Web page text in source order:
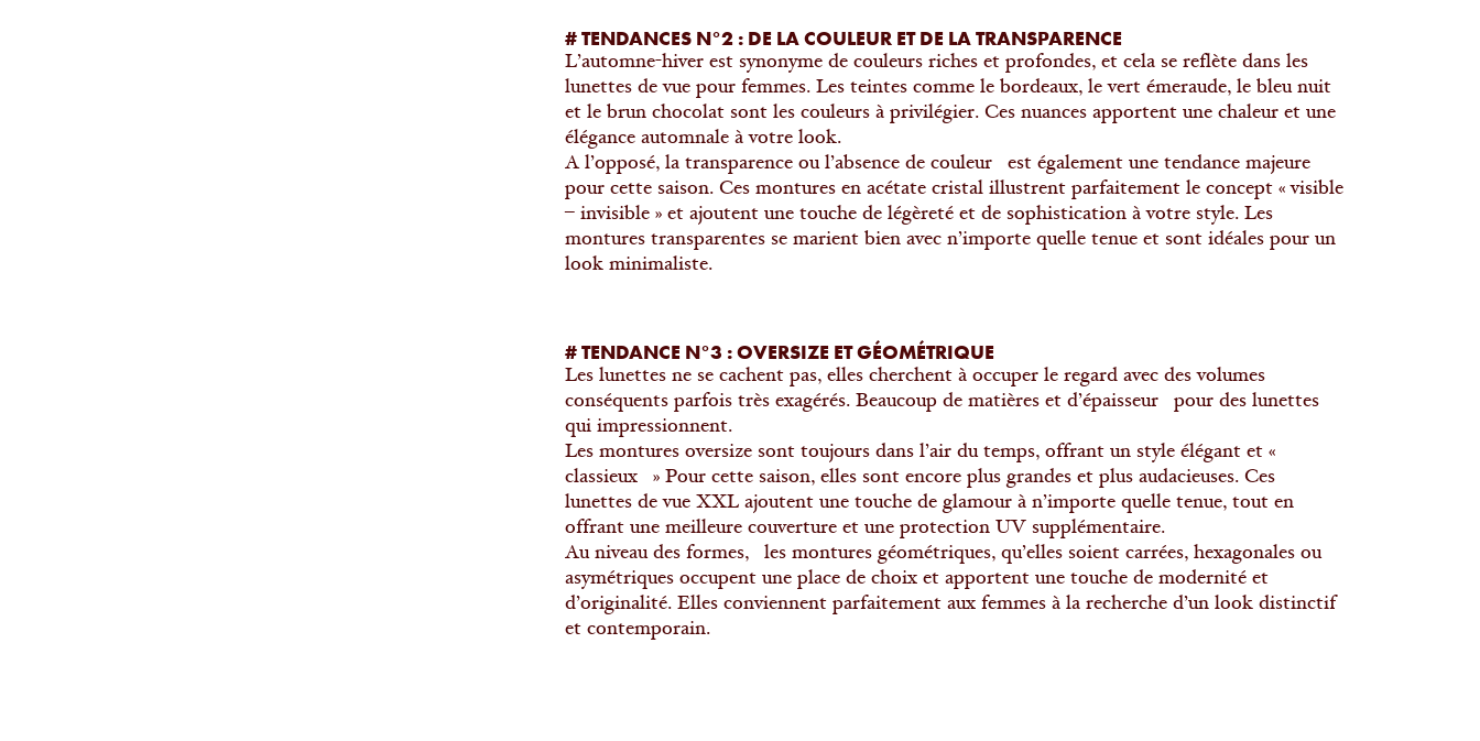
# TENDANCES N°2 : DE LA COULEUR ET DE LA TRANSPARENCE
L’automne-hiver est synonyme de couleurs riches et profondes, et cela se reflète dans les
lunettes de vue pour femmes. Les teintes comme le bordeaux, le vert émeraude, le bleu nuit
et le brun chocolat sont les couleurs à privilégier. Ces nuances apportent une chaleur et une
élégance automnale à votre look.
A l’opposé, la transparence ou l’absence de couleur est également une tendance majeure
pour cette saison. Ces montures en acétate cristal illustrent parfaitement le concept « visible
– invisible » et ajoutent une touche de légèreté et de sophistication à votre style. Les
montures transparentes se marient bien avec n’importe quelle tenue et sont idéales pour un
look minimaliste.
# TENDANCE N°3 : OVERSIZE ET GÉOMÉTRIQUE
Les lunettes ne se cachent pas, elles cherchent à occuper le regard avec des volumes
conséquents parfois très exagérés. Beaucoup de matières et d’épaisseur pour des lunettes
qui impressionnent.
Les montures oversize sont toujours dans l’air du temps, offrant un style élégant et «
classieux » Pour cette saison, elles sont encore plus grandes et plus audacieuses. Ces
lunettes de vue XXL ajoutent une touche de glamour à n’importe quelle tenue, tout en
offrant une meilleure couverture et une protection UV supplémentaire.
Au niveau des formes, les montures géométriques, qu’elles soient carrées, hexagonales ou
asymétriques occupent une place de choix et apportent une touche de modernité et
d’originalité. Elles conviennent parfaitement aux femmes à la recherche d’un look distinctif
et contemporain.